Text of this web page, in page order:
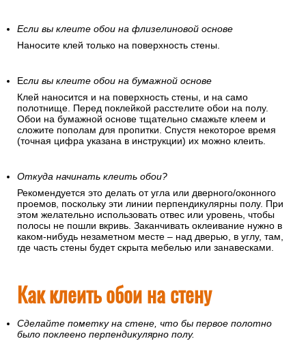
Если вы клеите обои на флизелиновой основе
Наносите клей только на поверхность стены.
Если вы клеите обои на бумажной основе
Клей наносится и на поверхность стены, и на само
полотнище. Перед поклейкой расстелите обои на полу.
Обои на бумажной основе тщательно смажьте клеем и
сложите пополам для пропитки. Спустя некоторое время
(точная цифра указана в инструкции) их можно клеить.
Откуда начинать клеить обои?
Рекомендуется это делать от угла или дверного/оконного
проемов, поскольку эти линии перпендикулярны полу. При
этом желательно использовать отвес или уровень, чтобы
полосы не пошли вкривь. Заканчивать оклеивание нужно в
каком-нибудь незаметном месте – над дверью, в углу, там,
где часть стены будет скрыта мебелью или занавесками.
Как клеить обои на стену
Сделайте пометку на стене, что бы первое полотно
было поклеено перпендикулярно полу.